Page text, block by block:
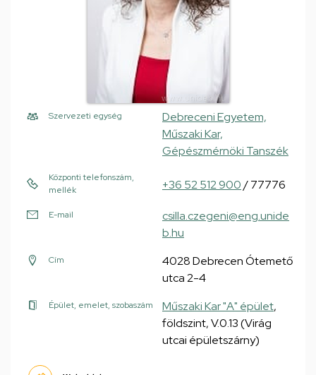
Szervezeti egység
Debreceni Egyetem,
Műszaki Kar,
Gépészmérnöki Tanszék
Központi telefonszám,
mellék
+36 52 512 900/ 77776
E-mail
csilla.czegeni@eng.unide
b.hu
Cím
4028 Debrecen Ótemető
utca 2-4
Épület, emelet, szobaszám Műszaki Kar "A" épület,
földszint, V.0.13 (Virág
utcai épületszárny)